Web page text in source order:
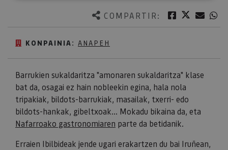
COMPARTIR: Facebook
Twitter
KONPAINIA: ANAPEH
Barrukien sukaldaritza "amonaren sukaldaritza" klase
bat da, osagai ez hain nobleekin egina, hala nola
tripakiak, bildots-barrukiak, masailak, txerri- edo
bildots-hankak, gibeltxoak... Mokadu bikaina da, eta
Nafarroako gastronomiaren parte da betidanik.
Erraien Ibilbideak jende ugari erakartzen du bai Iruñean,